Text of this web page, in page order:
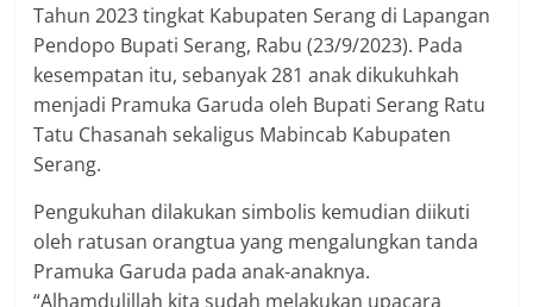
Tahun 2023 tingkat Kabupaten Serang di Lapangan
Pendopo Bupati Serang, Rabu (23/9/2023). Pada
kesempatan itu, sebanyak 281 anak dikukuhkah
menjadi Pramuka Garuda oleh Bupati Serang Ratu
Tatu Chasanah sekaligus Mabincab Kabupaten
Serang.
Pengukuhan dilakukan simbolis kemudian diikuti
oleh ratusan orangtua yang mengalungkan tanda
Pramuka Garuda pada anak-anaknya.
“Alhamdulillah kita sudah melakukan upacara